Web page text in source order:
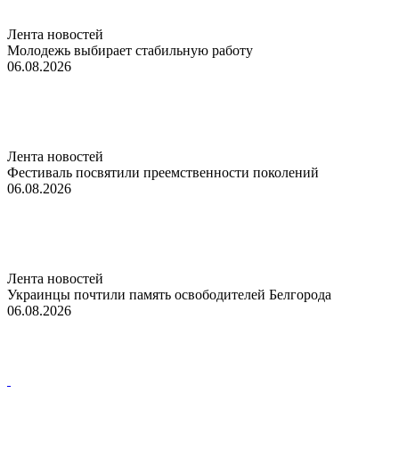
Лента новостей
Молодежь выбирает стабильную работу
06.08.2026
Лента новостей
Фестиваль посвятили преемственности поколений
06.08.2026
Лента новостей
Украинцы почтили память освободителей Белгорода
06.08.2026